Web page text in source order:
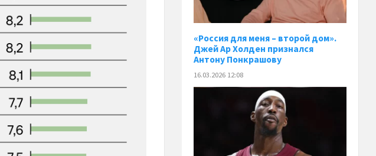
«Россия для меня – второй дом».
Джей Ар Холден признался
Антону Понкрашову
16.03.2026 12:08